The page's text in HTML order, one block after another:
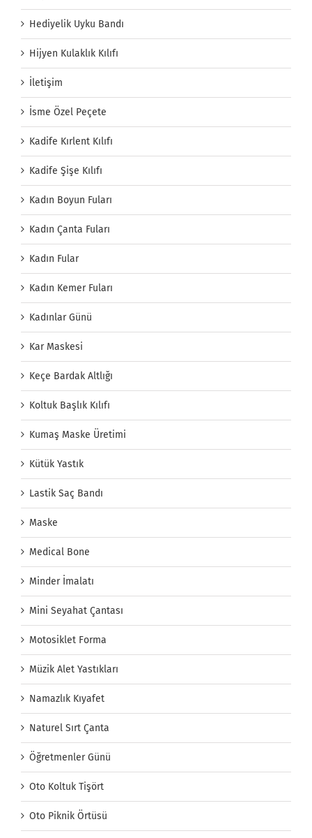
Hediyelik Uyku Bandı
Hijyen Kulaklık Kılıfı
İletişim
İsme Özel Peçete
Kadife Kırlent Kılıfı
Kadife Şişe Kılıfı
Kadın Boyun Fuları
Kadın Çanta Fuları
Kadın Fular
Kadın Kemer Fuları
Kadınlar Günü
Kar Maskesi
Keçe Bardak Altlığı
Koltuk Başlık Kılıfı
Kumaş Maske Üretimi
Kütük Yastık
Lastik Saç Bandı
Maske
Medical Bone
Minder İmalatı
Mini Seyahat Çantası
Motosiklet Forma
Müzik Alet Yastıkları
Namazlık Kıyafet
Naturel Sırt Çanta
Öğretmenler Günü
Oto Koltuk Tişört
Oto Piknik Örtüsü